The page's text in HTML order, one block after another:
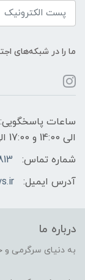
ما را در شبکه‌های
الی 14:00 و 17:00 الی 21:00
شماره تماس:
023-
آدرس ایمیل:
درباره ما
به دنیای سرگرمی